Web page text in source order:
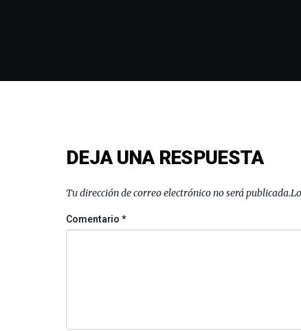
DEJA UNA RESPUESTA
Tu dirección de correo electrónico no será publicada.
Comentario*